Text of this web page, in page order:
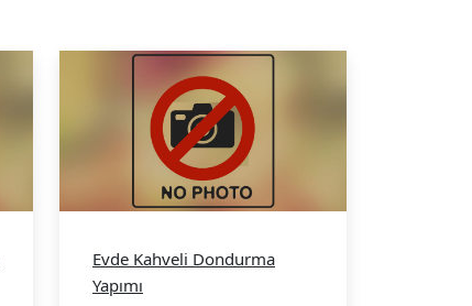
Evde Kahveli Dondurma
Yapımı